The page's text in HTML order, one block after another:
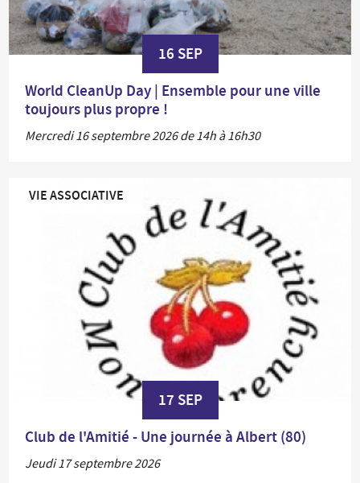
16 SEP
World CleanUp Day | Ensemble pour une ville
toujours plus propre !
Mercredi 16 septembre 2026 de 14h à 16h30
VIE ASSOCIATIVE
17 SEP
Club de l'Amitié - Une journée à Albert (80)
Jeudi 17 septembre 2026